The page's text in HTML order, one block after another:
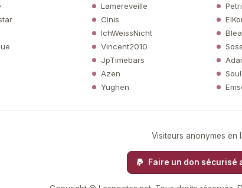
Lamereveille
Cinis
IchWeissNicht
Vincent2010
JpTimebars
Azen
Yughen
Visiteurs anonymes en
Faire un don sécurisé